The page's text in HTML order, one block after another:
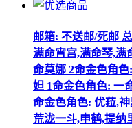
邮箱: 不送邮/死邮
满命宵宫,满命琴,满
命莫娜 2命金色角
妲 1命金色角色: 一
命金色角色: 优菈,
荒泷一斗,申鹤,提纳